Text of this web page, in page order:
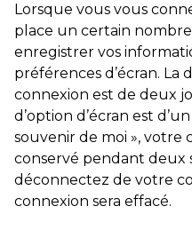
Lorsque vous vous
place un certain
enregistrer vos
préférences d’écran. La
connexion est de deux
d’option d’écran est
souvenir de moi », votre
conservé pendant deux
déconnectez de votre
connexion sera effacé.